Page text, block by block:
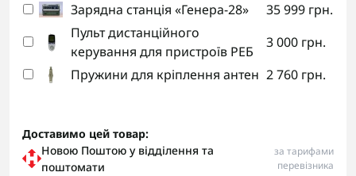
Зарядна станція «Генера-28»
35 999 грн.
Пульт дистанційного
керування для пристроїв РЕБ
3 000 грн.
Пружини для кріплення антен 2 760 грн.
Доставимо цей товар:
Новою Поштою у відділення та
поштомати
за тарифами
перевізника